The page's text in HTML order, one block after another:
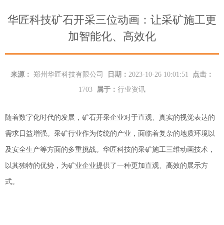
华匠科技矿石开采三位动画：让采矿施工更
加智能化、高效化
来源： 郑州华匠科技有限公司 日期： 2023-10-26 10:01:51
点击：
1703
属于： 行业资讯
随着数字化时代的发展，矿石开采企业对于直观、真实的视觉表达的
需求日益增强。采矿行业作为传统的产业，面临着复杂的地质环境以
及安全生产等方面的多重挑战。华匠科技的采矿施工三维动画技术，
以其独特的优势，为矿业企业提供了一种更加直观、高效的展示方
式。